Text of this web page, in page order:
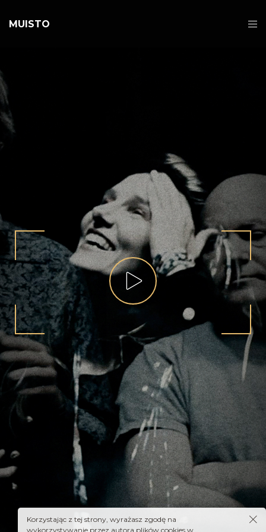
MUISTO
Korzystając z tej strony, wyrażasz zgodę na
wykorzystywanie przez autora plików cookies w